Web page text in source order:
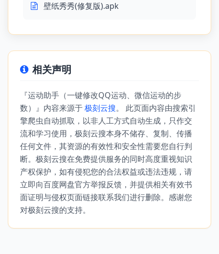
壁纸秀秀(修复版).apk
相关声明
『运动助手（一键修改QQ运动、微信运动的步
数）』内容来源于极刻云搜。 此页面内容由搜索引
擎爬虫自动抓取，以非人工方式自动生成，只作交
流和学习使用，极刻云搜本身不储存、复制、传播
任何文件，其资源的有效性和安全性需要您自行判
断。极刻云搜在免费提供服务的同时高度重视知识
产权保护，如有侵犯您的合法权益或违法违规，请
立即向百度网盘官方举报反馈，并提供相关有效书
面证明与侵权页面链接联系我们进行删除。感谢您
对极刻云搜的支持。